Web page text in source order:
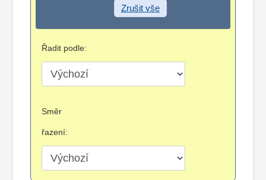
Zrušit vše
Řadit podle:
Směr
řazení: